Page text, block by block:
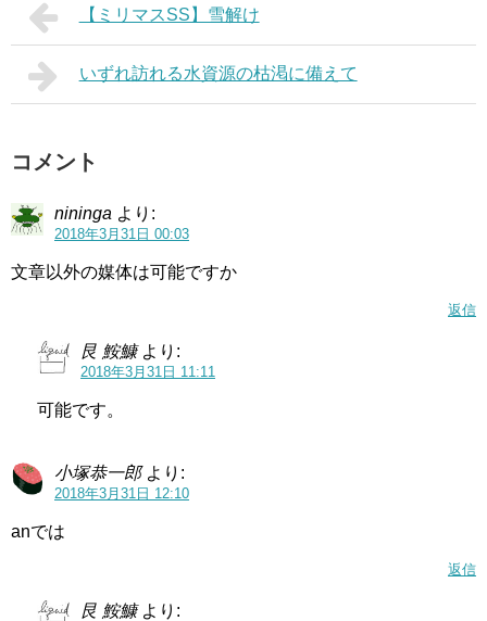
【ミリマスSS】雪解け
いずれ訪れる水資源の枯渇に備えて
コメント
nininga より:
2018年3月31日 00:03
文章以外の媒体は可能ですか
返信
艮 鮟鱇 より:
2018年3月31日 11:11
可能です。
小塚恭一郎 より:
2018年3月31日 12:10
anでは
返信
艮 鮟鱇 より: